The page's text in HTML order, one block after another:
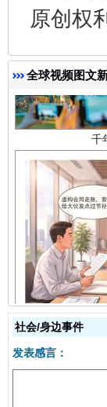
原创权
全球视频图文
揭开
社会/身边事件
发表感言：